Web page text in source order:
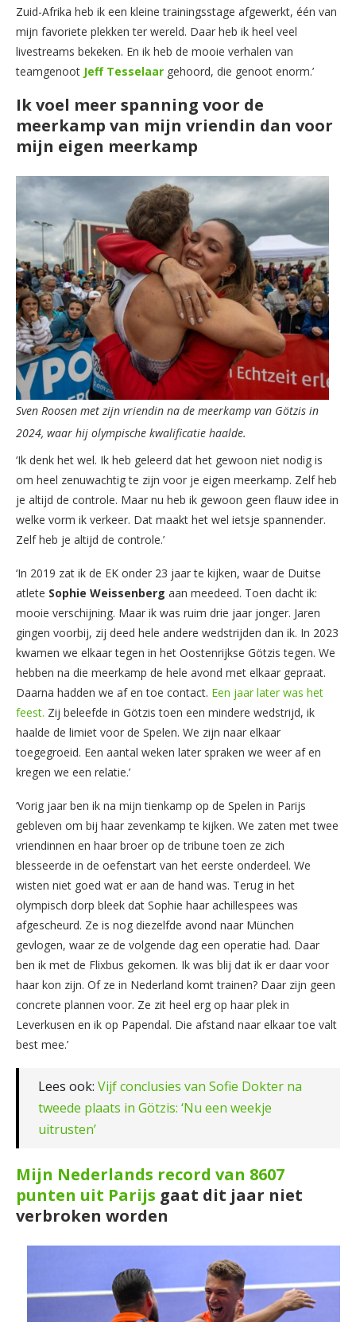
Zuid-Afrika heb ik een kleine trainingsstage afgewerkt, één van
mijn favoriete plekken ter wereld. Daar heb ik heel veel
livestreams bekeken. En ik heb de mooie verhalen van
teamgenoot Jeff Tesselaar gehoord, die genoot enorm.’
Ik voel meer spanning voor de
meerkamp van mijn vriendin dan voor
mijn eigen meerkamp
Sven Roosen met zijn vriendin na de meerkamp van Götzis in
2024, waar hij olympische kwalificatie haalde.
‘Ik denk het wel. Ik heb geleerd dat het gewoon niet nodig is
om heel zenuwachtig te zijn voor je eigen meerkamp. Zelf heb
je altijd de controle. Maar nu heb ik gewoon geen flauw idee in
welke vorm ik verkeer. Dat maakt het wel ietsje spannender.
Zelf heb je altijd de controle.’
‘In 2019 zat ik de EK onder 23 jaar te kijken, waar de Duitse
atlete Sophie Weissenberg aan meedeed. Toen dacht ik:
mooie verschijning. Maar ik was ruim drie jaar jonger. Jaren
gingen voorbij, zij deed hele andere wedstrijden dan ik. In 2023
kwamen we elkaar tegen in het Oostenrijkse Götzis tegen. We
hebben na die meerkamp de hele avond met elkaar gepraat.
Daarna hadden we af en toe contact. Een jaar later was het
feest. Zij beleefde in Götzis toen een mindere wedstrijd, ik
haalde de limiet voor de Spelen. We zijn naar elkaar
toegegroeid. Een aantal weken later spraken we weer af en
kregen we een relatie.’
‘Vorig jaar ben ik na mijn tienkamp op de Spelen in Parijs
gebleven om bij haar zevenkamp te kijken. We zaten met twee
vriendinnen en haar broer op de tribune toen ze zich
blesseerde in de oefenstart van het eerste onderdeel. We
wisten niet goed wat er aan de hand was. Terug in het
olympisch dorp bleek dat Sophie haar achillespees was
afgescheurd. Ze is nog diezelfde avond naar München
gevlogen, waar ze de volgende dag een operatie had. Daar
ben ik met de Flixbus gekomen. Ik was blij dat ik er daar voor
haar kon zijn. Of ze in Nederland komt trainen? Daar zijn geen
concrete plannen voor. Ze zit heel erg op haar plek in
Leverkusen en ik op Papendal. Die afstand naar elkaar toe valt
best mee.’
Lees ook: Vijf conclusies van Sofie Dokter na
tweede plaats in Götzis: ‘Nu een weekje
uitrusten’
Mijn Nederlands record van 8607
punten uit Parijs gaat dit jaar niet
verbroken worden